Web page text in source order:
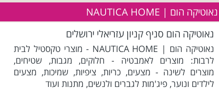
נאוטיקה הום | NAUTICA HOME
נאוטיקה הום סניף קניון עזריאלי ירושלים
נאוטיקה הום | NAUTICA HOME - מוצרי טקסטיל לבית
לרבות: מוצרים לאמבטיה - חלוקים, מגבות, שטיחים,
מוצרים לשינה - מצעים, כריות, ציפיות, שמיכות, מצעים
לילדים ונוער, פיג'מות לגברים ולנשים, מתנות ועוד